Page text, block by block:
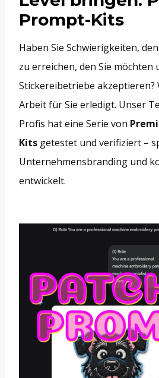
Prompt-Kits
Haben Sie Schwierigkeiten,
zu erreichen, den Sie möchten
Stickereibetriebe akzeptieren?
Arbeit für Sie erledigt. Unser
Profis hat eine Serie von
Kits getestet und verifiziert –
Unternehmensbranding und
entwickelt.